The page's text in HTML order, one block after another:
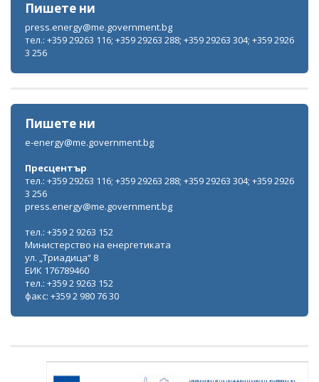
Пишете ни
press.energy@me.government.bg
тел.: +359 29263 116; +359 29263 288; +359 29263 304; +359 2926
3 256
Пишете ни
e-energy@me.government.bg
Пресцентър
тел.: +359 29263 116; +359 29263 288; +359 29263 304; +359 2926
3 256
press.energy@me.government.bg
тел.: +359 2 9263 152
Министерство на енергетиката
ул. „Триадица“ 8
ЕИК 176789460
тел.: +359 2 9263 152
факс: +359 2 980 76 30